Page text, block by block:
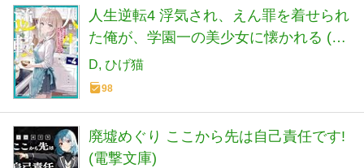
人生逆転4 浮気され、えん罪を着せられ
た俺が、学園一の美少女に懐かれる (角
川スニーカー文庫)
D ひげ猫
98
廃墟めぐり ここから先は自己責任です!
(電撃文庫)